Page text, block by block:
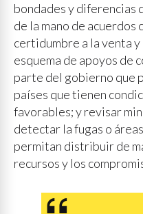
bondades y diferencias
de la mano de acuerdos
certidumbre a la venta
esquema de apoyos de
parte del gobierno que
países que tienen
favorables; y revisar
detectar la fugas o
permitan distribuir de
recursos y los